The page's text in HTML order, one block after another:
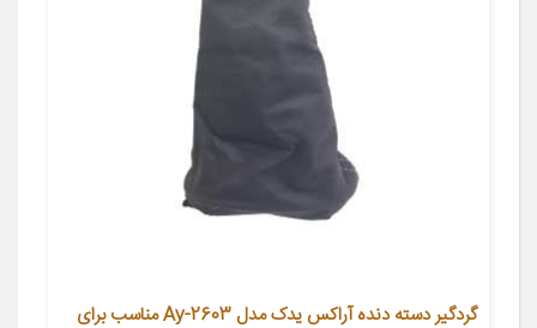
گردگیر دسته دنده آراکس یدک مدل Ay-2603 مناسب برای